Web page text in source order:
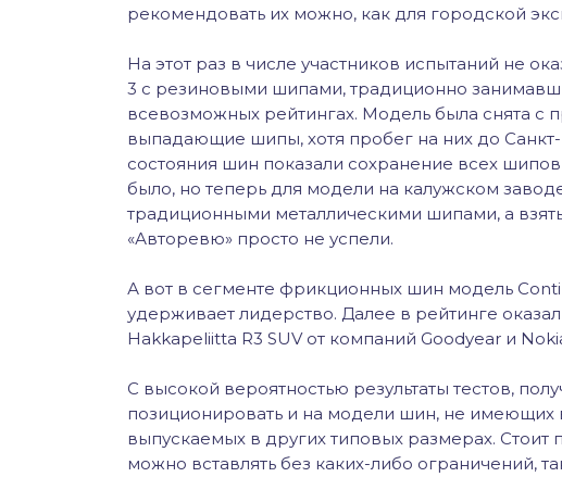
рекомендовать их можно, как для городской
На этот раз в числе участников испытаний не
3 с резиновыми шипами, традиционно
всевозможных рейтингах. Модель была снята с
выпадающие шипы, хотя пробег на них до
состояния шин показали сохранение всех
было, но теперь для модели на калужском
традиционными металлическими шипами, а
«Авторевю» просто не успели.
А вот в сегменте фрикционных шин модель
удерживает лидерство. Далее в рейтинге
Hakkapeliitta R3 SUV от компаний Goodyear и
С высокой вероятностью результаты тестов,
позиционировать и на модели шин, не имеющих
выпускаемых в других типовых размерах. Стоит
можно вставлять без каких-либо ограничений,